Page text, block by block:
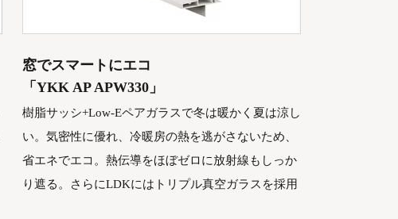
窓でスマートにエコ
「YKK AP APW330」
樹脂サッシ+Low-Eペアガラスで冬は暖かく夏は涼し
い。気密性に優れ、冷暖房の熱を逃がさないため、
省エネでエコ。熱伝導をほぼゼロに放射線もしっか
り遮る。さらにLDKにはトリプル真空ガラスを採用